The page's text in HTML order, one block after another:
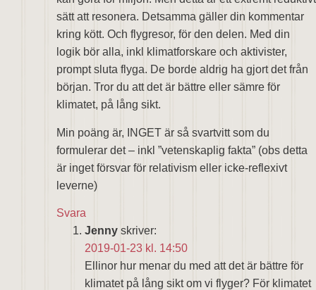
sätt att resonera. Detsamma gäller din kommentar
kring kött. Och flygresor, för den delen. Med din
logik bör alla, inkl klimatforskare och aktivister,
prompt sluta flyga. De borde aldrig ha gjort det från
början. Tror du att det är bättre eller sämre för
klimatet, på lång sikt.
Min poäng är, INGET är så svartvitt som du
formulerar det – inkl ”vetenskaplig fakta” (obs detta
är inget försvar för relativism eller icke-reflexivt
leverne)
Svara
Jenny skriver:
2019-01-23 kl. 14:50
Ellinor hur menar du med att det är bättre för
klimatet på lång sikt om vi flyger? För klimatet